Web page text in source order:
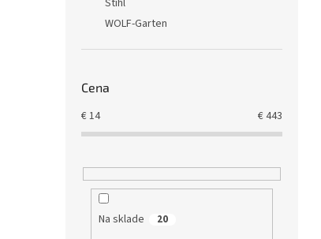
Stihl
WOLF-Garten
Cena
€14 €443
Na sklade 20